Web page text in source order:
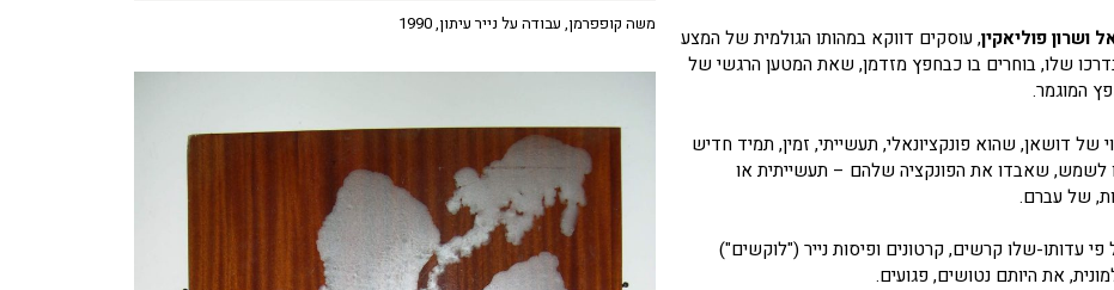
ושרון פוליאקין, עוסקים דווקא במהותו הגולמית של המצע
שלו, בוחרים בו כבחפץ מזדמן, שאת המטען הרגשי של
המוגמר.
של דושאן, שהוא פונקציונאלי, תעשייתי, זמין, תמיד חדיש
לשמש, שאבדו את הפונקציה שלהם – תעשייתית או
של עברם.
עדותו-שלו קרשים, קרטונים ופיסות נייר ("לוקשים")
את היותם נטושים, פגועים.
משה קופפרמן, עבודה על נייר עיתון, 1990